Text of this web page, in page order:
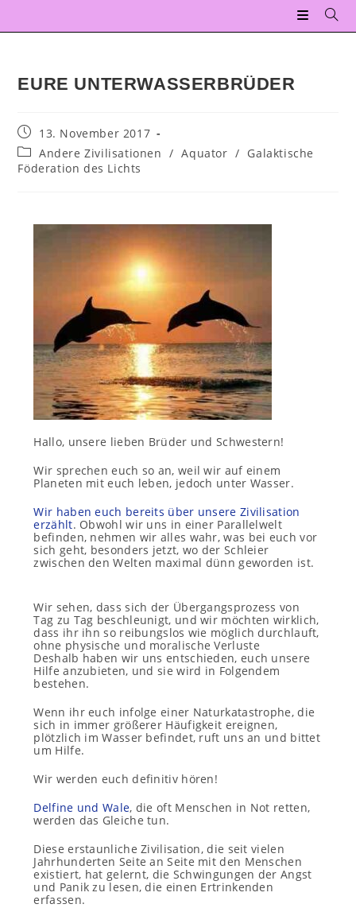
EURE UNTERWASSERBRÜDER
13. November 2017
Andere Zivilisationen / Aquator / Galaktische
Föderation des Lichts
Hallo, unsere lieben Brüder und Schwestern!
Wir sprechen euch so an, weil wir auf einem
Planeten mit euch leben, jedoch unter Wasser.
Wir haben euch bereits über unsere Zivilisation
erzählt. Obwohl wir uns in einer Parallelwelt
befinden, nehmen wir alles wahr, was bei euch vor
sich geht, besonders jetzt, wo der Schleier
zwischen den Welten maximal dünn geworden ist.
Wir sehen, dass sich der Übergangsprozess von
Tag zu Tag beschleunigt, und wir möchten wirklich,
dass ihr ihn so reibungslos wie möglich durchlauft,
ohne physische und moralische Verluste
Deshalb haben wir uns entschieden, euch unsere
Hilfe anzubieten, und sie wird in Folgendem
bestehen.
Wenn ihr euch infolge einer Naturkatastrophe, die
sich in immer größerer Häufigkeit ereignen,
plötzlich im Wasser befindet, ruft uns an und bittet
um Hilfe.
Wir werden euch definitiv hören!
Delfine und Wale, die oft Menschen in Not retten,
werden das Gleiche tun.
Diese erstaunliche Zivilisation, die seit vielen
Jahrhunderten Seite an Seite mit den Menschen
existiert, hat gelernt, die Schwingungen der Angst
und Panik zu lesen, die einen Ertrinkenden
erfassen.